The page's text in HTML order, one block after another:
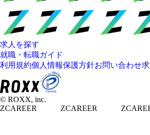
求人を探す
就職・転職ガイド
利用規約個人情報保護方針お問い合わせ
© ROXX, inc.
ZCAREER
ZCAREER